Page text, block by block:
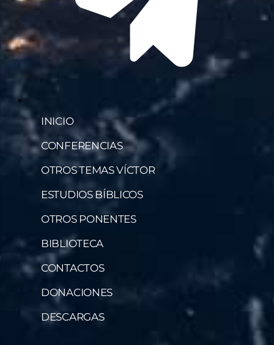
INICIO
CONFERENCIAS
OTROS TEMAS VÍCTOR
ESTUDIOS BÍBLICOS
OTROS PONENTES
BIBLIOTECA
CONTACTOS
DONACIONES
DESCARGAS